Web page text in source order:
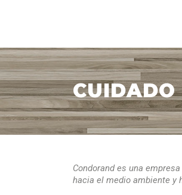
Condorand es una
hacia el medio ambiente y